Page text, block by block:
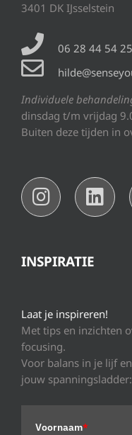
3401 DK IJsselstein
06 28 44 54 25
Individuele
dinsdag t/m vrijdag
Buiten deze tijden in
INSPIRATIE
Laat je inspireren!
Met tips en inzichten
focusing.
Voor balans in je lijf
jouw spanningsladder:
Voornaam*